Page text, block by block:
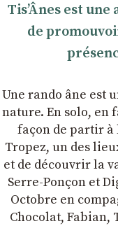
TisʼÂnes est
de
Une rando âne est
nature. En solo, en
façon de partir à
Tropez, un des
et de découvrir la
Serre-Ponçon et
Octobre en
Chocolat, Fabian,